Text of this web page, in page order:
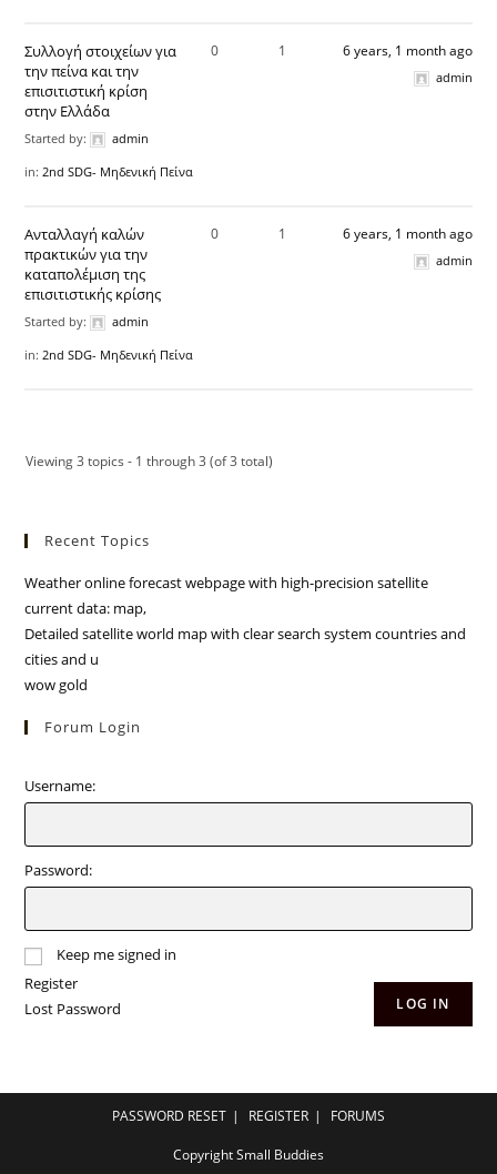
Συλλογή στοιχείων για
την πείνα και την
επισιτιστική κρίση
στην Ελλάδα
Started by:
admin
in:2nd SDG- Μηδενική Πείνα
0 1 6 years, 1 month ago
admin
Ανταλλαγή καλών
πρακτικών για την
καταπολέμιση της
επισιτιστικής κρίσης
Started by:
admin
in:2nd SDG- Μηδενική Πείνα
0 1 6 years, 1 month ago
admin
Viewing 3 topics - 1 through 3 (of 3 total)
Recent Topics
Weather online forecast webpage with high-precision satellite
current data: map,
Detailed satellite world map with clear search system countries and
cities and u
wow gold
Forum Login
Username:
Password:
Keep me signed in
LOG IN
Register
Lost Password
PASSWORD RESET REGISTER FORUMS
Copyright Small Buddies